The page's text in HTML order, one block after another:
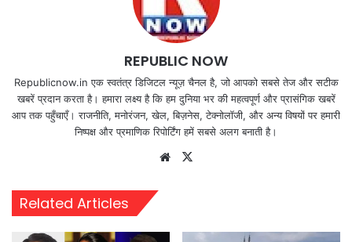
REPUBLIC NOW
Republicnow.in एक स्वतंत्र डिजिटल न्यूज़ चैनल है, जो आपको सबसे तेज और सटीक
खबरें प्रदान करता है। हमारा लक्ष्य है कि हम दुनिया भर की महत्वपूर्ण और प्रासंगिक खबरें
आप तक पहुँचाएँ। राजनीति, मनोरंजन, खेल, बिज़नेस, टेक्नोलॉजी, और अन्य विषयों पर हमारी
निष्पक्ष और प्रमाणिक रिपोर्टिंग हमें सबसे अलग बनाती है।
Website
Related Articles